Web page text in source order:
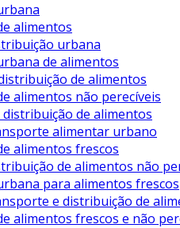
alimentos
urbana
de alimentos
de alimentos
alimentos não perecíveis
de alimentos
alimentar urbano
alimentos frescos
de alimentos não
para alimentos frescos
e distribuição de
alimentos frescos e não